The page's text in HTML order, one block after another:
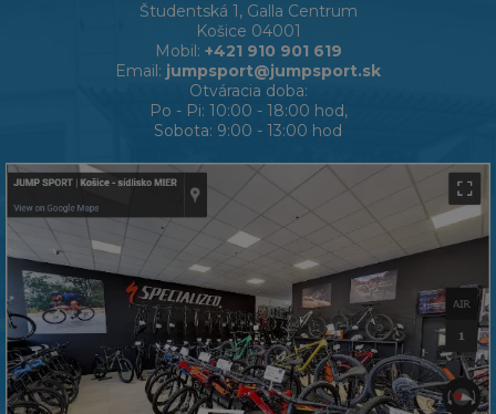
Študentská 1, Galla Centrum
Košice 04001
Mobil: +421 910 901 619
Email: jumpsport@jumpsport.sk
Otváracia doba:
Po - Pi: 10:00 - 18:00 hod,
Sobota: 9:00 - 13:00 hod